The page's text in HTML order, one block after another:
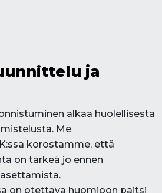
ja
alkaa huolellisesta
Me
korostamme, että
on tärkeä jo ennen
on otettava huomioon paitsi